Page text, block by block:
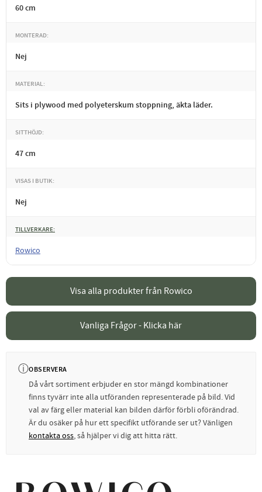
60 cm
MONTERAD
Nej
MATERIAL
Sits i plywood med polyeterskum stoppning, äkta läder.
SITTHÖJD
47 cm
VISAS I BUTIK
Nej
TILLVERKARE
Rowico
Visa alla produkter från Rowico
Vanliga Frågor - Klicka här
ⓘOBSERVERA
Då vårt sortiment erbjuder en stor mängd kombinationer
finns tyvärr inte alla utföranden representerade på bild. Vid
val av färg eller material kan bilden därför förbli oförändrad.
Är du osäker på hur ett specifikt utförande ser ut? Vänligen
kontakta oss, så hjälper vi dig att hitta rätt.